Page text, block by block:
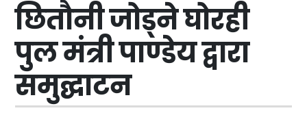
छितौनी जोड्ने घोरही
पुल मंत्री पाण्डेय द्वारा
समुद्घाटन